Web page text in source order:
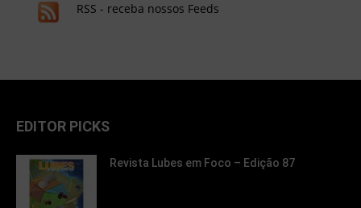
RSS - receba nossos Feeds
EDITOR PICKS
Revista Lubes em Foco – Edição 87